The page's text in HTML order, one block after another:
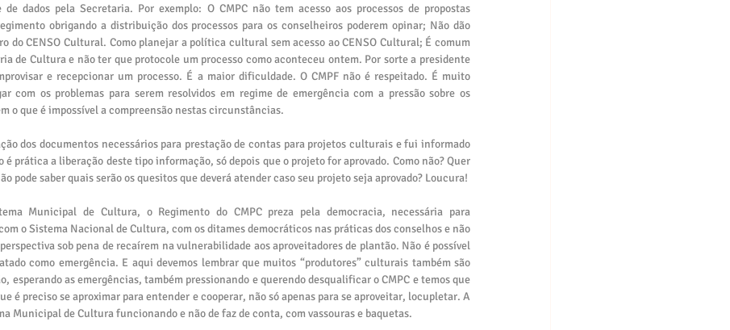
de dados pela Secretaria. Por exemplo: O CMPC não tem acesso aos processos de propostas
obrigando a distribuição dos processos para os conselheiros poderem opinar; Não dão
do CENSO Cultural. Como planejar a política cultural sem acesso ao CENSO Cultural; É comum
de Cultura e não ter que protocole um processo como aconteceu ontem. Por sorte a presidente
e recepcionar um processo. É a maior dificuldade. O CMPF não é respeitado. É muito
com os problemas para serem resolvidos em regime de emergência com a pressão sobre os
o que é impossível a compreensão nestas circunstâncias.
dos documentos necessários para prestação de contas para projetos culturais e fui informado
é prática a liberação deste tipo informação, só depois que o projeto for aprovado. Como não? Quer
pode saber quais serão os quesitos que deverá atender caso seu projeto seja aprovado? Loucura!
Municipal de Cultura, o Regimento do CMPC preza pela democracia, necessária para
o Sistema Nacional de Cultura, com os ditames democráticos nas práticas dos conselhos e não
sob pena de recaírem na vulnerabilidade aos aproveitadores de plantão. Não é possível
como emergência. E aqui devemos lembrar que muitos “produtores” culturais também são
esperando as emergências, também pressionando e querendo desqualificar o CMPC e temos que
é preciso se aproximar para entender e cooperar, não só apenas para se aproveitar, locupletar. A
Municipal de Cultura funcionando e não de faz de conta, com vassouras e baquetas.